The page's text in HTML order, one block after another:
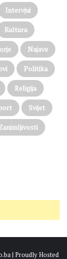
Intervjui
Kultura
Najave
Politika
Religija
Svijet
| Proudly Hosted